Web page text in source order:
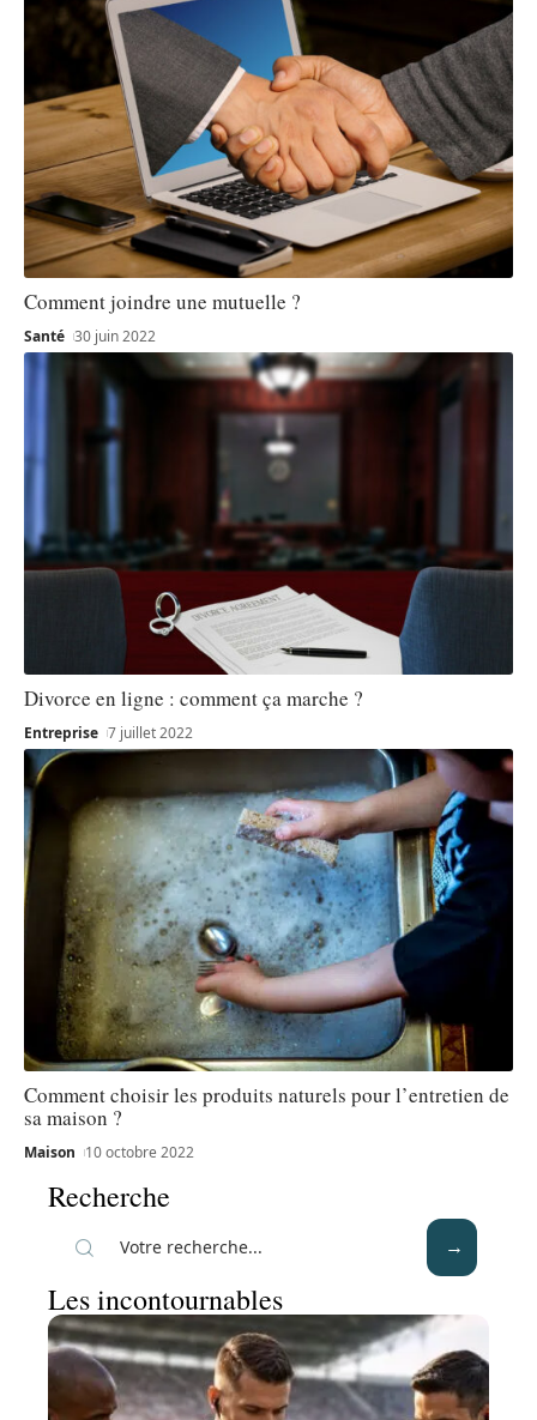
Comment joindre une mutuelle ?
Santé 30 juin 2022
Divorce en ligne : comment ça marche ?
Entreprise 7 juillet 2022
Comment choisir les produits naturels pour l’entretien de
sa maison ?
Maison 10 octobre 2022
Recherche
Les incontournables